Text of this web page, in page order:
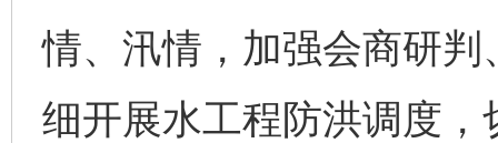
情、汛情，加强会商研
细开展水工程防洪调度